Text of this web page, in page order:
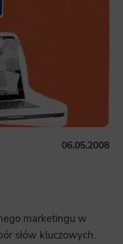
06.05.2008
marketingu w
słów kluczowych.